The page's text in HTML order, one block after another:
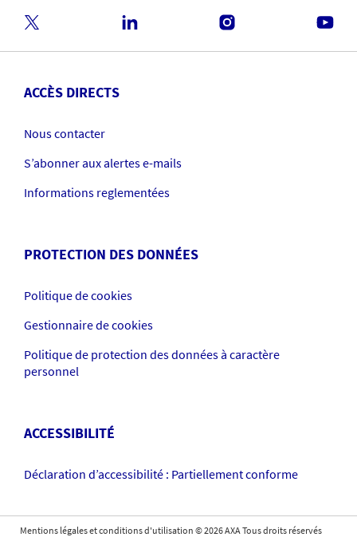
ACCÈS DIRECTS
Nous contacter
S’abonner aux alertes e-mails
Informations reglementées
PROTECTION DES DONNÉES
Politique de cookies
Gestionnaire de cookies
Politique de protection des données à caractère
personnel
ACCESSIBILITÉ
Déclaration d’accessibilité : Partiellement conforme
Mentions légales et conditions d'utilisation ©2026AXA Tous droits réservés